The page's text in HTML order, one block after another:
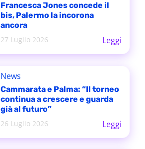
Francesca Jones concede il
bis, Palermo la incorona
ancora
27 Luglio 2026
Leggi
News
Cammarata e Palma: “Il torneo
continua a crescere e guarda
già al futuro”
26 Luglio 2026
Leggi